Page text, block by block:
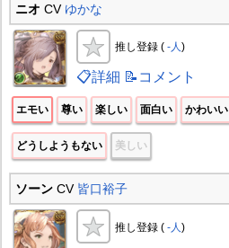
ニオ CV ゆかな
推し登録 ( -人)
📋詳細 📝コメント
エモい 尊い 楽しい 面白い かわいい
どうしようもない 美しい
ソーンCV 皆口裕子
推し登録 ( -人 )